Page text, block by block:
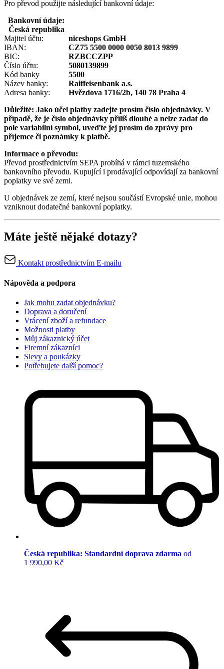
Pro převod použijte následující bankovní údaje:
Bankovní údaje:
Česká republika
Majitel účtu:
niceshops GmbH
IBAN:
CZ75 5500 0000 0050 8013 9899
BIC:
RZBCCZPP
Číslo účtu:
5080139899
Kód banky
5500
Název banky:
Raiffeisenbank a.s.
Adresa banky:
Hvězdova 1716/2b, 140 78 Praha 4
Důležité: Jako účel platby zadejte prosím číslo objednávky. V
případě, že je číslo objednávky příliš dlouhé a nelze zadat do
pole variabilní symbol, uveďte jej prosím do zprávy pro
příjemce či poznámky k platbě.
Informace o převodu:
Převod prostřednictvím SEPA probíhá v rámci tuzemského
bankovního převodu. Kupující i prodávající odpovídají za bankovní
poplatky ve své zemi.
U objednávek ze zemí, které nejsou součástí Evropské unie, mohou
vzniknout dodatečné bankovní poplatky.
Máte ještě nějaké dotazy?
Kontakt prostřednictvím E-mailu
Nápověda a podpora
Jak mohu zadat objednávku?
Doprava a doručení
Vrácení zboží a refundace
Možnosti platby
Můj zákaznický účet
Firemní zákazníci
Slevy a poukázky
Potřebujete další pomoc?
Česká republika: Standardní doprava zdarma od
1 990,00 Kč